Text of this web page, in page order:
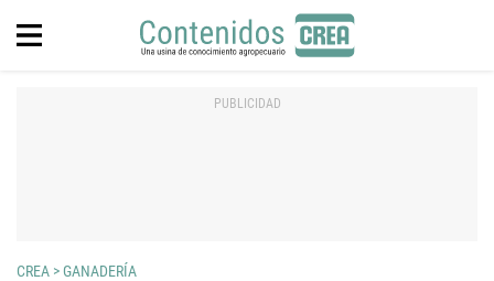
CREA >GANADERÍA